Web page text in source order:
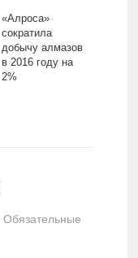
«Алроса»
сократила
добычу алмазов
в 2016 году на
2%
Обязательные